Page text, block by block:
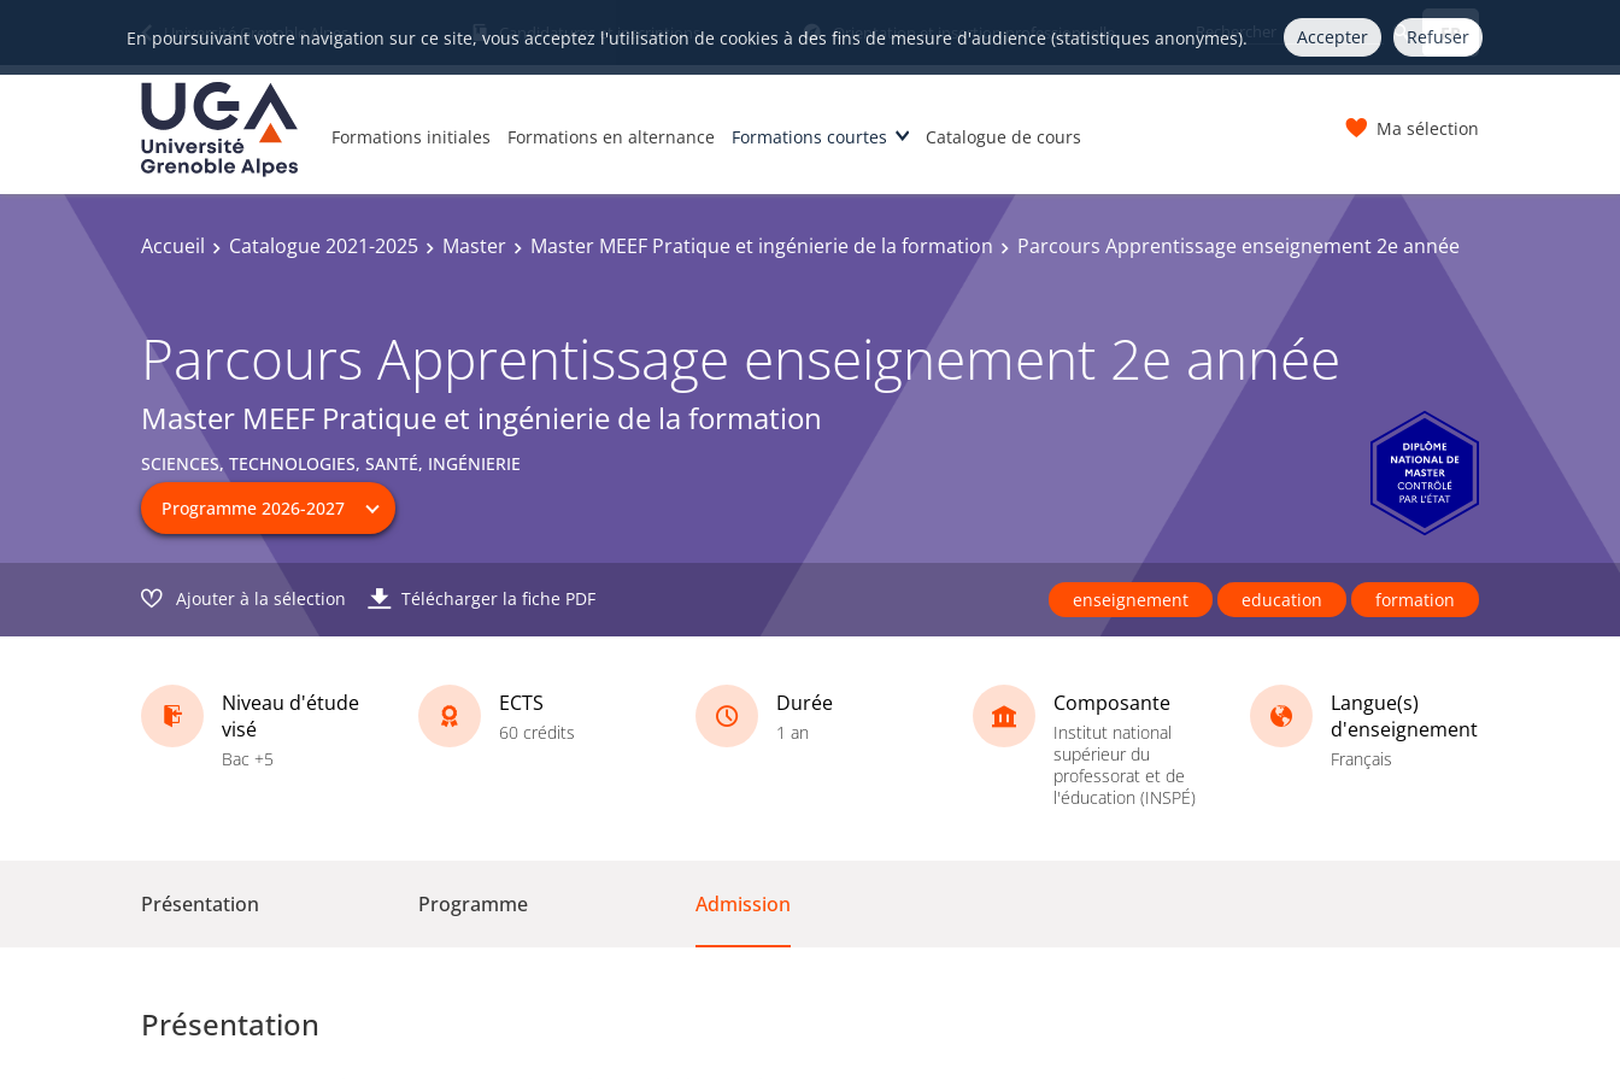
En poursuivant votre navigation sur ce site, vous acceptez l'utilisation de cookies à des fins de mesure d'audience (statistiques anonymes). Accepter Refuser
Université Grenoble Alpes Candidatures et inscriptions Orientation et insertion professionnelle FR
Formations initiales Formations en alternance Formations courtes Catalogue de cours Ma sélection
Accueil Catalogue 2021-2025 Master Master MEEF Pratique et ingénierie de la formation Parcours Apprentissage enseignement 2e année
Parcours Apprentissage enseignement 2e année
Master MEEF Pratique et ingénierie de la formation
SCIENCES, TECHNOLOGIES, SANTÉ, INGÉNIERIE
Ajouter à la sélection Télécharger la fiche PDF enseignement education formation
Niveau d'étude
visé
Bac +5
ECTS
60 crédits
Durée
1 an
Composante
Institut national
supérieur du
professorat et de
l'éducation (INSPÉ)
Langue(s)
d'enseignement
Français
Présentation Programme Admission
Présentation